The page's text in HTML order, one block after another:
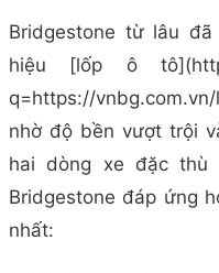
Bridgestone từ lâu
hiệu [lốp ô
q=https://
nhờ độ bền vượt trội
hai dòng xe đặc thù
Bridgestone đáp ứng
nhất: